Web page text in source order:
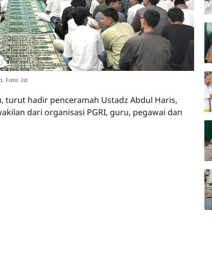
Foto: Ist
turut hadir penceramah Ustadz Abdul Haris,
dari organisasi PGRI, guru, pegawai dan